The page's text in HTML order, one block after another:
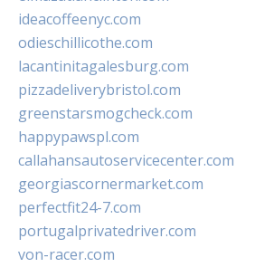
ideacoffeenyc.com
odieschillicothe.com
lacantinitagalesburg.com
pizzadeliverybristol.com
greenstarsmogcheck.com
happypawspl.com
callahansautoservicecenter.com
georgiascornermarket.com
perfectfit24-7.com
portugalprivatedriver.com
von-racer.com